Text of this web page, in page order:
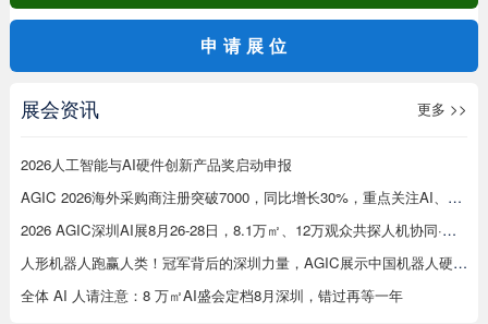
申请展位
展会资讯 更多 >>
2026人工智能与AI硬件创新产品奖启动申报
AGIC 2026海外采购商注册突破7000，同比增长30%，重点关注AI、机器人等在工厂应用
2026 AGIC深圳AI展8月26-28日，8.1万㎡、12万观众共探人机协同·无界未来
人形机器人跑赢人类！冠军背后的深圳力量，AGIC展示中国机器人硬实力
全体 AI 人请注意：8 万㎡AI盛会定档8月深圳，错过再等一年